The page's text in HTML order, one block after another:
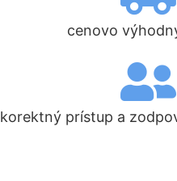
cenovo
korektný prístup a